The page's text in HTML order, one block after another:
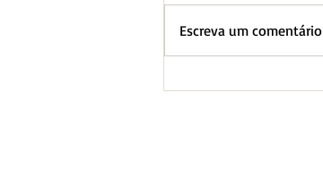
Escreva um comentário